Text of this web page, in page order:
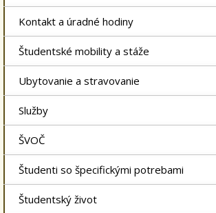
Kontakt a úradné hodiny
Študentské mobility a stáže
Ubytovanie a stravovanie
Služby
ŠVOČ
Študenti so špecifickými potrebami
Študentský život